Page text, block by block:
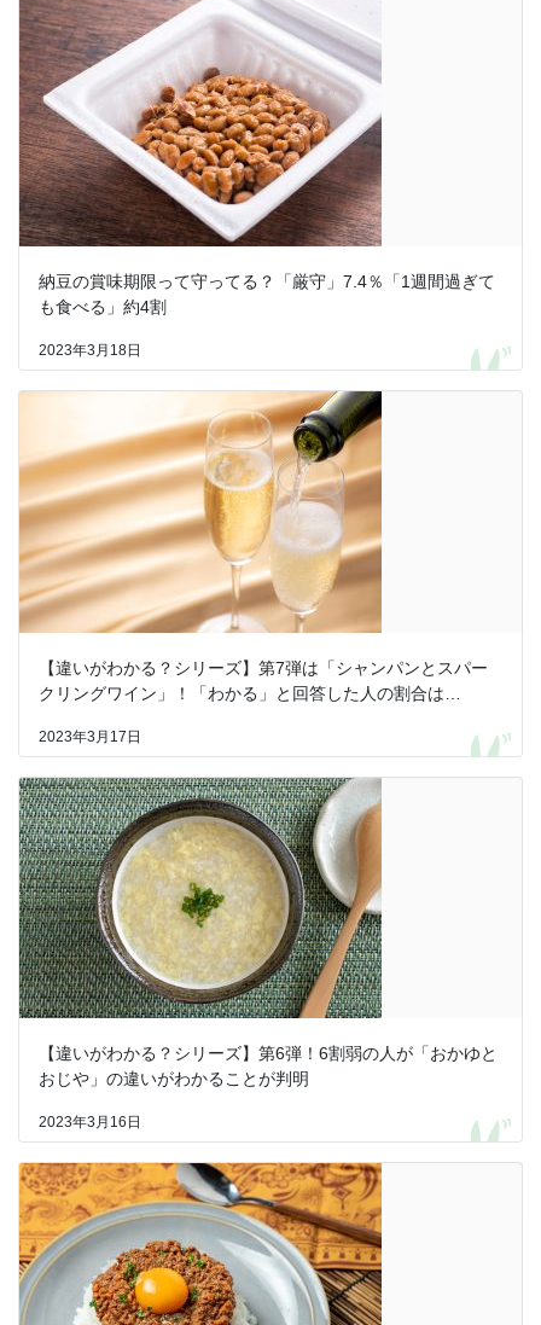
納豆の賞味期限って守ってる？「厳守」7.4％「1週間過ぎて
も食べる」約4割
2023年3月18日
【違いがわかる？シリーズ】第7弾は「シャンパンとスパー
クリングワイン」！「わかる」と回答した人の割合は…
2023年3月17日
【違いがわかる？シリーズ】第6弾！6割弱の人が「おかゆと
おじや」の違いがわかることが判明
2023年3月16日